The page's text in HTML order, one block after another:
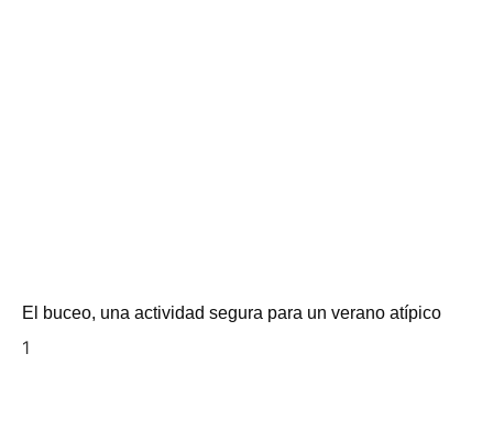
El buceo, una actividad segura para un verano atípico